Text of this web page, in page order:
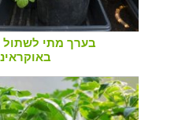
בערך מתי לשתול